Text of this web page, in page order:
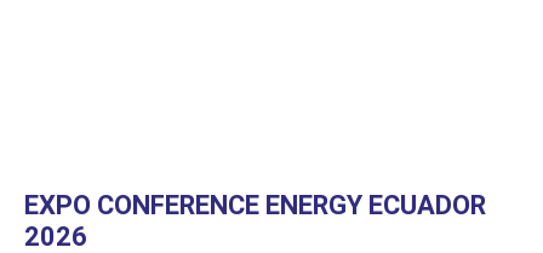
EXPO CONFERENCE ENERGY ECUADOR
2026